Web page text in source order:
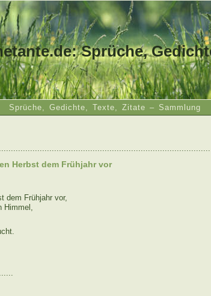
Sprüche,
Sprüche, Gedichte, Texte, Zitate – Sammlung
Herbst dem Frühjahr vor
dem Frühjahr vor,
Himmel,